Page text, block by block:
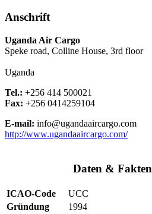
Anschrift
Uganda Air Cargo
Speke road, Colline House, 3rd floor
Uganda
Tel.: +256 414 500021
Fax: +256 0414259104
E-mail: info@ugandaaircargo.com
http://www.ugandaaircargo.com/
Daten & Fakten
ICAO-Code
UCC
Gründung
1994